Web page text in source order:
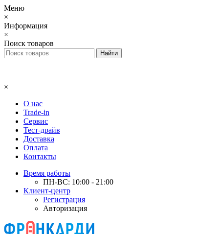
Меню
×
Информация
×
Поиск товаров
×
О нас
Trade-in
Сервис
Тест-драйв
Доставка
Оплата
Контакты
Время работы
ПН-ВС: 10:00 - 21:00
Клиент-центр
Регистрация
Авторизация